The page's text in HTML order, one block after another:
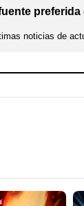
preferida
noticias de